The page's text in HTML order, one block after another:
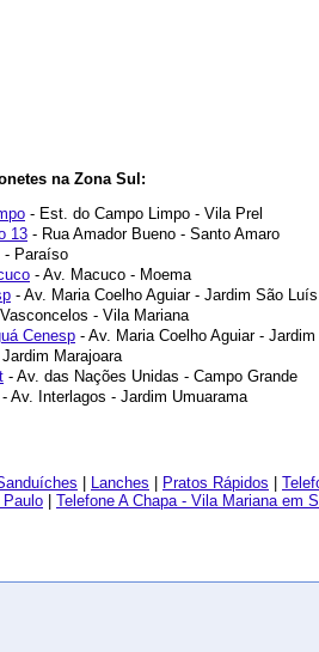
na Zona Sul:
- Est. do Campo Limpo - Vila Prel
13 - Rua Amador Bueno - Santo Amaro
- Paraíso
- Av. Macuco - Moema
- Av. Maria Coelho Aguiar - Jardim São Luís
- Vila Mariana
Cenesp - Av. Maria Coelho Aguiar -
Marajoara
- Av. das Nações Unidas - Campo Grande
- Av. Interlagos - Jardim Umuarama
Lanches Pratos Rápidos
Paulo Telefone A Chapa - Vila Mariana em